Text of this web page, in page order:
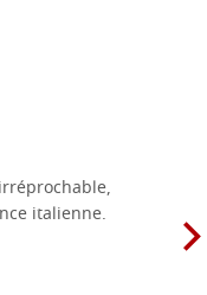
italienne.